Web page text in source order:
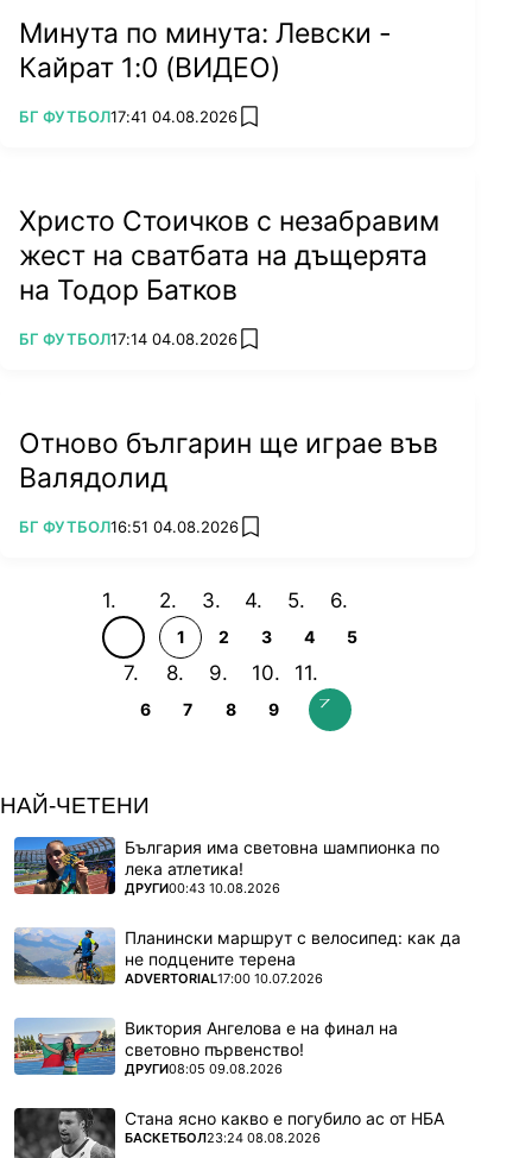
Минута по минута: Левски -
Кайрат 1:0 (ВИДЕО)
ПОВЕЧЕ ОТ
БГ ФУТБОЛ17:41 04.08.2026 add favorites
Христо Стоичков с незабравим
жест на сватбата на дъщерята
на Тодор Батков
ПОВЕЧЕ ОТ
БГ ФУТБОЛ17:14 04.08.2026 add favorites
Отново българин ще играе във
Валядолид
ПОВЕЧЕ ОТ
БГ ФУТБОЛ16:51 04.08.2026 add favorites
1 2 3 4 5
6 7 8 9
НАЙ-ЧЕТЕНИ
България има световна шампионка по
лека атлетика!
ПОВЕЧЕ ОТ
ДРУГИ00:43 10.08.2026
Планински маршрут с велосипед: как да
не подцените терена
ПОВЕЧЕ ОТ
ADVERTORIAL17:00 10.07.2026
Виктория Ангелова е на финал на
световно първенство!
ПОВЕЧЕ ОТ
ДРУГИ08:05 09.08.2026
Стана ясно какво е погубило ас от НБА
ПОВЕЧЕ ОТ
БАСКЕТБОЛ23:24 08.08.2026